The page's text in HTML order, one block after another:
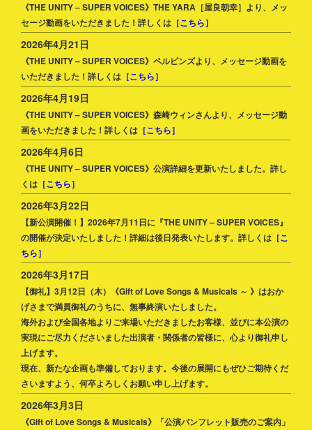
《THE UNITY – SUPER VOICES》THE YARA［屋良朝幸］より、メッ
セージ動画をいただきました！詳しくは ［こちら］
2026年4月21日
《THE UNITY – SUPER VOICES》ペルピンズより、メッセージ動画を
いただきました！詳しくは ［こちら］
2026年4月19日
《THE UNITY – SUPER VOICES》森崎ウィンさんより、メッセージ動
画をいただきました！詳しくは ［こちら］
2026年4月6日
《THE UNITY – SUPER VOICES》公演詳細を更新いたしました。詳し
くは ［こちら］
2026年3月22日
【新公演開催！】2026年7月11日に『THE UNITY – SUPER VOICES』
の開催が決定いたしました！詳細は後日発表いたします。詳しくは ［こ
ちら］
2026年3月17日
【御礼】3月12日（木）《Gift of Love Songs & Musicals ～ 》はおか
げさまで満員御礼のうちに、無事終演いたしました。
海外および全国各地よりご来場いただきましたお客様、並びに本公演の
実現にご尽力くださいました出演者・関係者の皆様に、心より御礼申し
上げます。
現在、新たな企画も準備しております。今後の展開にもぜひご期待くだ
さいますよう、何卒よろしくお願い申し上げます。
2026年3月3日
《Gift of Love Songs & Musicals》「公演パンフレット販売のご案内」